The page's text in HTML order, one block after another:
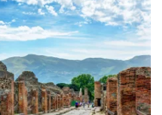
e-mailben